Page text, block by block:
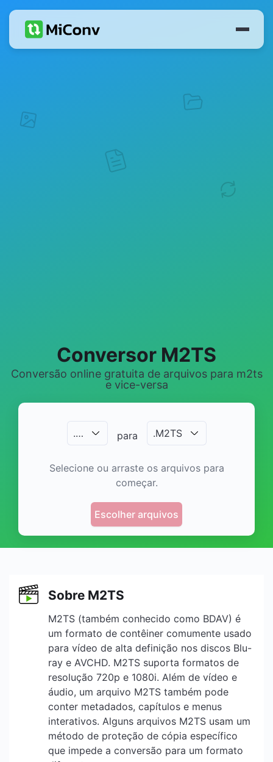
Conversor M2TS
Conversão online gratuita de arquivos para m2ts
e vice-versa
.… para .M2TS
Selecione ou arraste os arquivos para
começar.
Escolher arquivos
Sobre M2TS
M2TS (também conhecido como BDAV) é
um formato de contêiner comumente usado
para vídeo de alta definição nos discos Blu-
ray e AVCHD. M2TS suporta formatos de
resolução 720p e 1080i. Além de vídeo e
áudio, um arquivo M2TS também pode
conter metadados, capítulos e menus
interativos. Alguns arquivos M2TS usam um
método de proteção de cópia específico
que impede a conversão para um formato